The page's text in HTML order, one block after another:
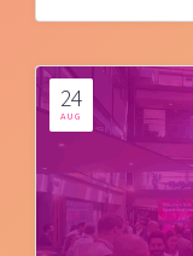
24
AUG